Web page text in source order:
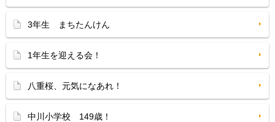
3年生 まちたんけん
1年生を迎える会！
八重桜、元気になあれ！
中川小学校 149歳！